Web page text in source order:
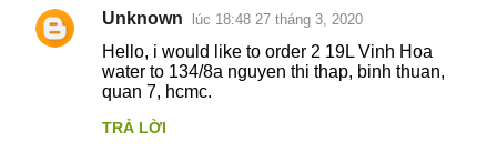
N
Unknown lúc 18:48 27 tháng 3, 2020
Hello, i would like to order 2 19L Vinh Hoa
water to 134/8a nguyen thi thap, binh thuan,
quan 7, hcmc.
TRẢ LỜI